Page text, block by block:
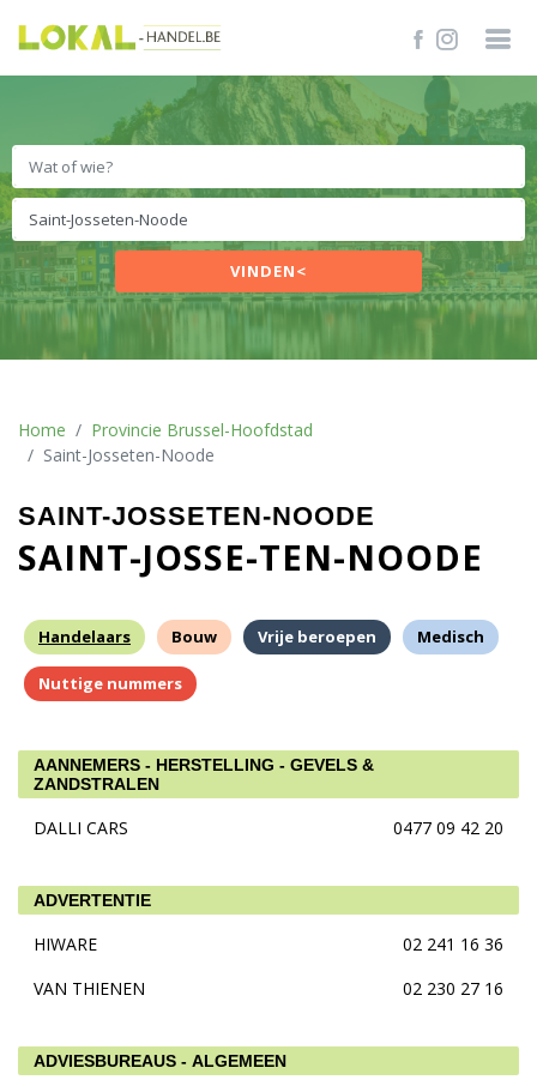
VINDEN<
Home
Provincie Brussel-Hoofdstad
Saint-Josseten-Noode
SAINT-JOSSETEN-NOODE
SAINT-JOSSE-TEN-NOODE
Handelaars Bouw Vrije beroepen Medisch
Nuttige nummers
AANNEMERS - HERSTELLING - GEVELS &
ZANDSTRALEN
DALLI CARS 0477 09 42 20
ADVERTENTIE
HIWARE
02 241 16 36
VAN THIENEN
02 230 27 16
ADVIESBUREAUS - ALGEMEEN